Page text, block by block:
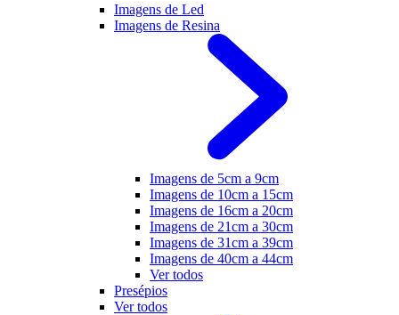
Imagens de Led
Imagens de Resina
Imagens de 5cm a 9cm
Imagens de 10cm a 15cm
Imagens de 16cm a 20cm
Imagens de 21cm a 30cm
Imagens de 31cm a 39cm
Imagens de 40cm a 44cm
Ver todos
Presépios
Ver todos